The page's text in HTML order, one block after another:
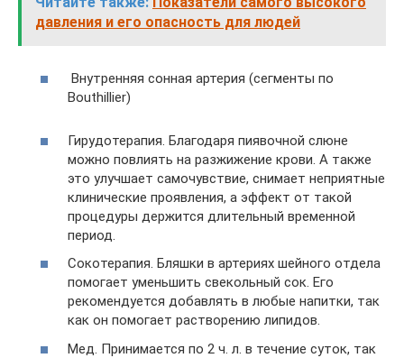
давления и его опасность для людей
Внутренняя сонная артерия (сегменты по
Bouthillier)
Гирудотерапия. Благодаря пиявочной слюне
можно повлиять на разжижение крови. А также
это улучшает самочувствие, снимает неприятные
клинические проявления, а эффект от такой
процедуры держится длительный временной
период.
Сокотерапия. Бляшки в артериях шейного отдела
помогает уменьшить свекольный сок. Его
рекомендуется добавлять в любые напитки, так
как он помогает растворению липидов.
Мед. Принимается по 2 ч. л. в течение суток, так